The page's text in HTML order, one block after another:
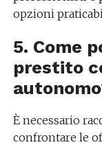
opzioni
5. Come
prestito
È necessario
confrontare le